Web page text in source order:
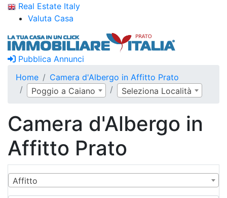
Real Estate Italy
Valuta Casa
Pubblica Annunci
Home
Camera d'Albergo in Affitto Prato
Poggio a Caiano
Seleziona Località
Camera d'Albergo in
Affitto Prato
Affitto